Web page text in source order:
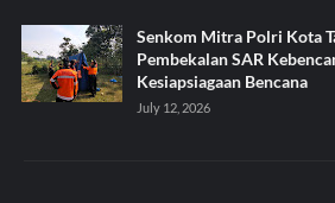
Senkom Mitra Polri Kota
Pembekalan SAR
Kesiapsiagaan Bencana
July 12, 2026